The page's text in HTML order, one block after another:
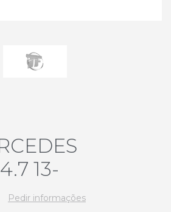
13-
Pedir informações